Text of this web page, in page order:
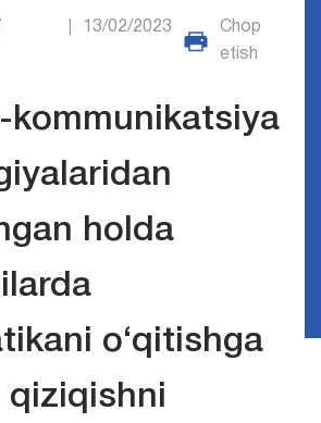
13/02/2023
Chop
etish
kommunikatsiya
holda
o‘qitishga
qiziqishni